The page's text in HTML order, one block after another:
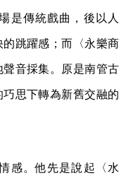
是傳統戲曲，後以人
跳躍感；而〈永樂商
音採集。原是南管古
思下轉為新舊交融的
感。他先是說起〈水